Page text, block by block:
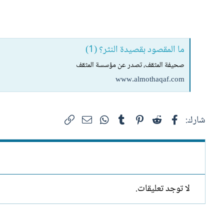
ما المقصود بقصيدة النثر؟ (1)
صحيفة المثقف، تصدر عن مؤسسة المثقف
www.almothaqaf.com
شارك: فيسبوكReddit
Pinterest
Tumblr
WhatsAppالبريد الإلكتروني
لا توجد تعليقات.